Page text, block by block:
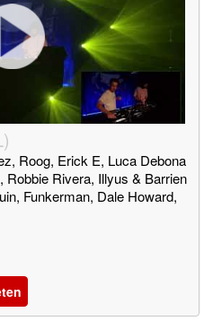
)
Roog, Erick E, Luca Debona
Rivera, Illyus & Barrien
Funkerman, Dale Howard,
Staar, Tuff London, Jack Bac